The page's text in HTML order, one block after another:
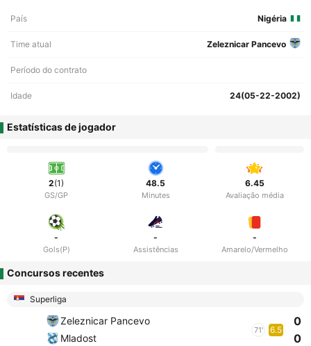
País Nigéria
Time atual Zeleznicar Pancevo
Período do contrato
Idade 24(05-22-2002)
Estatísticas de jogador
2(1)
GS/GP
48.5
Minutes
6.45
Avaliação média
-
Gols(P)
-
Assistências
-
Amarelo/Vermelho
Concursos recentes
Superliga
Zeleznicar Pancevo
Mladost
71' 6.5
0
0